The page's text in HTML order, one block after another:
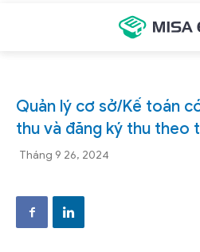
Quản lý cơ sở/Kế toán
thu và đăng ký thu theo
Tháng 9 26, 2024